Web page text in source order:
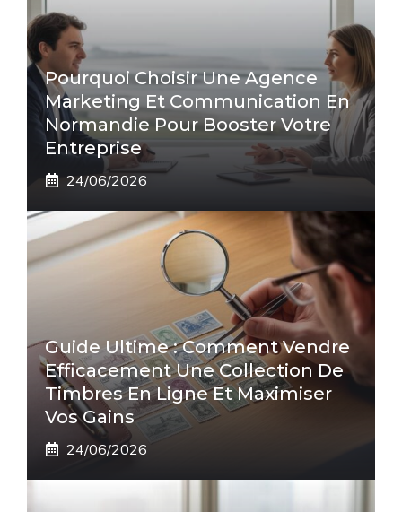
Pourquoi Choisir Une Agence
Marketing Et Communication En
Normandie Pour Booster Votre
Entreprise
24/06/2026
Guide Ultime : Comment Vendre
Efficacement Une Collection De
Timbres En Ligne Et Maximiser
Vos Gains
24/06/2026